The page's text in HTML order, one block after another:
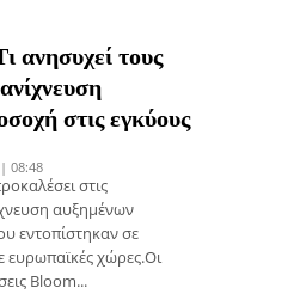
ανησυχεί τους
στις εγκύους
08:48
στις
αυξημένων
εντοπίστηκαν σε
ευρωπαϊκές χώρες.Οι
Bloom...